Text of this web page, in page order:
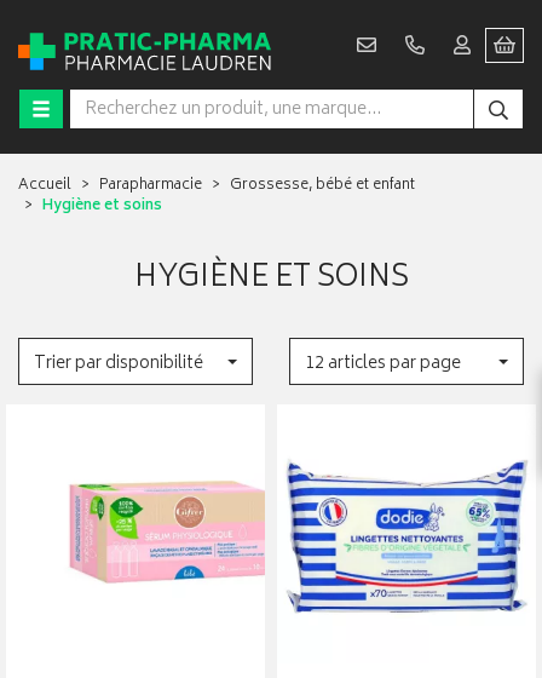
Accueil Parapharmacie
Grossesse, bébé et enfant
Hygiène et soins
HYGIÈNE ET SOINS
Trier par disponibilité 12 articles par page